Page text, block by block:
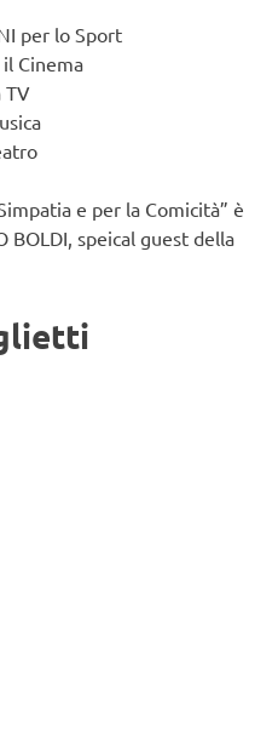
per lo Sport
il Cinema
TV
e per la Comicità” è
BOLDI, speical guest della